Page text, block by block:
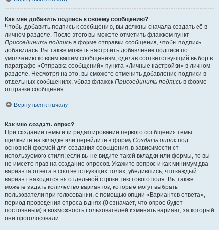
Как мне добавить подпись к своему сообщению?
Чтобы добавить подпись к сообщению, вы должны сначала создать её в
личном разделе. После этого вы можете отметить флажком пункт
Присоединить подпись в форме отправки сообщения, чтобы подпись
добавилась. Вы также можете настроить добавление подписи по
умолчанию ко всем вашим сообщениям, сделав соответствующий выбор в
параграфе «Отправка сообщений» пункта «Личные настройки» в личном
разделе. Несмотря на это, вы сможете отменить добавление подписи в
отдельных сообщениях, убрав флажок Присоединить подпись в форме
отправки сообщения.
Вернуться к началу
Как мне создать опрос?
При создании темы или редактировании первого сообщения темы
щёлкните на вкладке или перейдите в форму Создать опрос под
основной формой для создания сообщения, в зависимости от
используемого стиля; если вы не видите такой вкладки или формы, то вы
не имеете прав на создание опросов. Укажите вопрос и как минимум два
варианта ответа в соответствующих полях, убедившись, что каждый
вариант находится на отдельной строке текстового поля. Вы также
можете задать количество вариантов, которые могут выбрать
пользователи при голосовании, с помощью опции «Вариантов ответа»,
период проведения опроса в днях (0 означает, что опрос будет
постоянным) и возможность пользователей изменять вариант, за который
они проголосовали.